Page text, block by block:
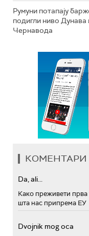
Румуни потапају
подигли ниво
Чернавода
КОМЕНТАРИ
Da, ali...
Како преживети прва
шта нас припрема ЕУ
Dvojnik mog oca